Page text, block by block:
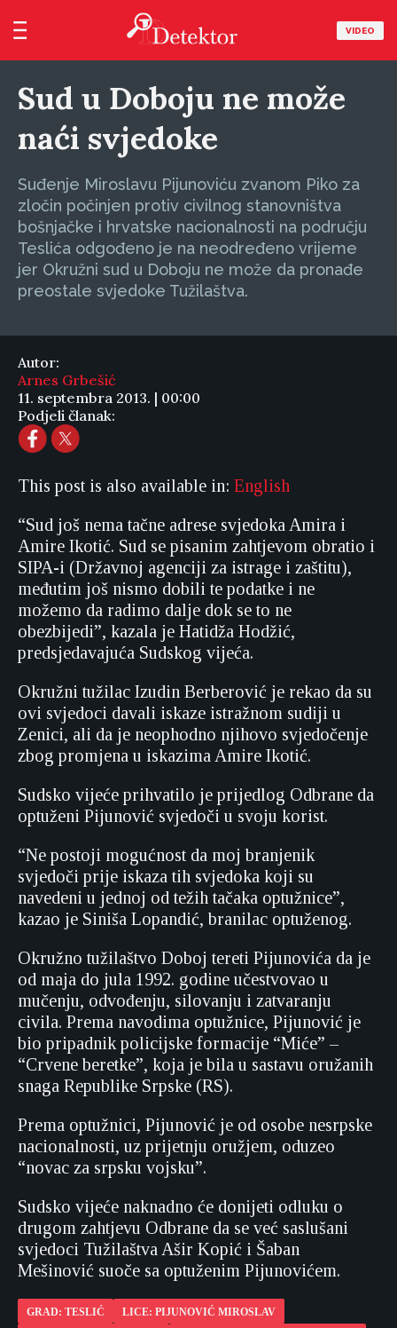
VIDEO
Sud u Doboju ne može
naći svjedoke
Suđenje Miroslavu Pijunoviću zvanom Piko za
zločin počinjen protiv civilnog stanovništva
bošnjačke i hrvatske nacionalnosti na području
Teslića odgođeno je na neodređeno vrijeme
jer Okružni sud u Doboju ne može da pronađe
preostale svjedoke Tužilaštva.
Autor:
Arnes Grbešić
11. septembra 2013. | 00:00
Podjeli članak:
This post is also available in: English
“Sud još nema tačne adrese svjedoka Amira i
Amire Ikotić. Sud se pisanim zahtjevom obratio i
SIPA-i (Državnoj agenciji za istrage i zaštitu),
međutim još nismo dobili te podatke i ne
možemo da radimo dalje dok se to ne
obezbijedi”, kazala je Hatidža Hodžić,
predsjedavajuća Sudskog vijeća.
Okružni tužilac Izudin Berberović je rekao da su
ovi svjedoci davali iskaze istražnom sudiji u
Zenici, ali da je neophodno njihovo svjedočenje
zbog promjena u iskazima Amire Ikotić.
Sudsko vijeće prihvatilo je prijedlog Odbrane da
optuženi Pijunović svjedoči u svoju korist.
“Ne postoji mogućnost da moj branjenik
svjedoči prije iskaza tih svjedoka koji su
navedeni u jednoj od težih tačaka optužnice”,
kazao je Siniša Lopandić, branilac optuženog.
Okružno tužilaštvo Doboj tereti Pijunovića da je
od maja do jula 1992. godine učestvovao u
mučenju, odvođenju, silovanju i zatvaranju
civila. Prema navodima optužnice, Pijunović je
bio pripadnik policijske formacije “Miće” –
“Crvene beretke”, koja je bila u sastavu oružanih
snaga Republike Srpske (RS).
Prema optužnici, Pijunović je od osobe nesrpske
nacionalnosti, uz prijetnju oružjem, oduzeo
“novac za srpsku vojsku”.
Sudsko vijeće naknadno će donijeti odluku o
drugom zahtjevu Odbrane da se već saslušani
svjedoci Tužilaštva Ašir Kopić i Šaban
Mešinović suoče sa optuženim Pijunovićem.
GRAD: TESLIĆ
LICE: PIJUNOVIĆ MIROSLAV